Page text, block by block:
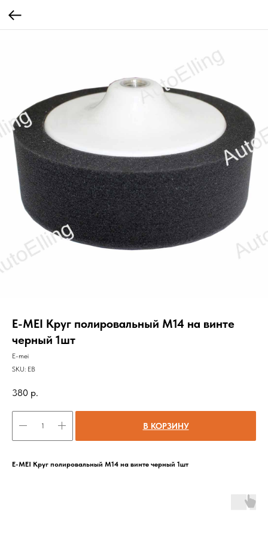
E-MEI Круг полировальный М14 на винте
черный 1шт
E-mei
SKU: EB
380 р.
В КОРЗИНУ
E-MEI Круг полировальный М14 на винте черный 1шт